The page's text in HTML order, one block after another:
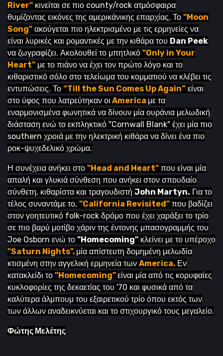
River" κινείται σε πιο county/rock ατμόσφαιρα
θυμίζοντας εικόνες της αμερικάνικης επαρχίας. Το "Moon
Song" ακούγεται πιο ηλεκτρισμένο με τις ερμηνείες να
είναι λυρικές και ρομαντικές με την κιθάρα του Dan Peek
να ζωγραφίζει. Ακολουθεί το μπητλικό "Only in Your
Heart" με το πιάνο να έχει τον πρώτο λόγο και το
κιθαριστικό σόλο στο τελείωμα του κομματιού να κλέβει τις
εντυπώσεις. Το “Till the Sun Comes Up Again” είναι
στο ύφος που λατρεύτηκαν οι America με τα
εναρμονισμένα φωνητικά να δίνουν μία ουράνια μελωδική
διάσταση ενώ το εκπληκτικό "Cornwall Blank" έχει μία πιο
southern χροιά με την ηλεκτρική κιθάρα να δίνει ένα πιο
ροκ-ψυχεδελικό χρώμα.
Η συνέχεια ανήκει στο "Head and Heart" που είναι μία
απαλή και γλυκιά σύνθεση που ανήκει στον σπουδαίο
σύνθετη, κιθαρίστα και τραγουδιστή John Martyn. Για το
τέλος συναντάμε το, "California Revisited" που βαδίζει
στον γοητευτικό folk-rock δρόμο που έχει χαράξει το τρίο
σε πιο βαρύ μοτίβο χάριν της έντονης μπασογραμμής του
Joe Osborn ενώ το "Homecoming" κλείνει με το υπέροχο
"Saturn Nights", μία απίστευτη δομημένη μελωδία
κτισμένη στην αγγελική ερμηνεία των America. Εν
κατακλείδι το "Homecoming"είναι μία από τις κορυφαίες
κυκλοφορίες της δεκαετίας του '70 και φυσικά από τα
καλύτερα άλμπουμ του εξαιρετικού τρίο όπου εκτός των
των άλλων αναδεικνύεται και το στιχουργικό τους μεγαλείο.
Φώτης Μελέτης